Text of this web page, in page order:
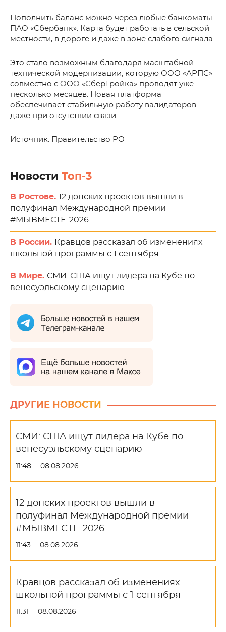
Пополнить баланс можно через любые банкоматы
ПАО «Сбербанк». Карта будет работать в сельской
местности, в дороге и даже в зоне слабого сигнала.
Это стало возможным благодаря масштабной
технической модернизации, которую ООО «АРПС»
совместно с ООО «СберТройка» проводят уже
несколько месяцев. Новая платформа
обеспечивает стабильную работу валидаторов
даже при отсутствии связи.
Источник: Правительство РО
Новости Топ-3
В Ростове. 12 донских проектов вышли в
полуфинал Международной премии
#МЫВМЕСТЕ-2026
В России. Кравцов рассказал об изменениях
школьной программы с 1 сентября
В Мире. СМИ: США ищут лидера на Кубе по
венесуэльскому сценарию
ДРУГИЕ НОВОСТИ
СМИ: США ищут лидера на Кубе по
венесуэльскому сценарию
11:48 08.08.2026
12 донских проектов вышли в
полуфинал Международной премии
#МЫВМЕСТЕ-2026
11:43 08.08.2026
Кравцов рассказал об изменениях
школьной программы с 1 сентября
11:31 08.08.2026